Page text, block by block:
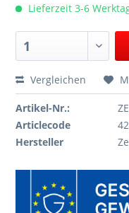
Lieferzeit 3-6
Vergleichen
Artikel-Nr.:
Articlecode
Hersteller